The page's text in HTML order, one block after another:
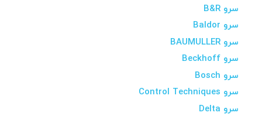
سرو B&R
سرو Baldor
سرو BAUMULLER
سرو Beckhoff
سرو Bosch
سرو Control Techniques
سرو Delta